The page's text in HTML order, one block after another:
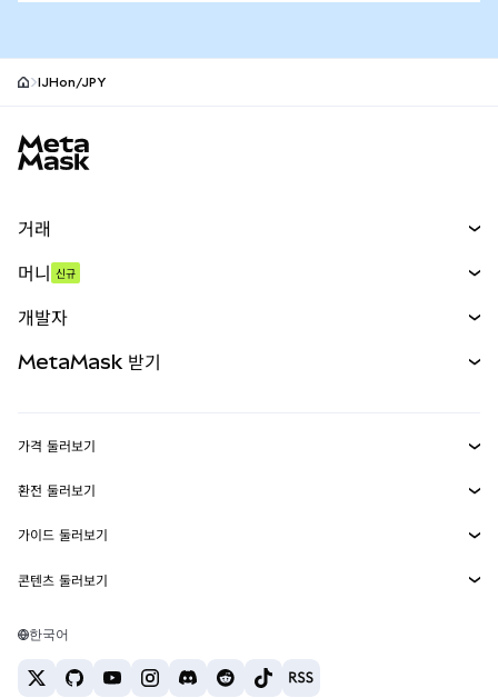
IJHon/JPY
거래
무기한 선물
실물자산
머니 신규
개발자
MetaMask Connect
Snaps
웹3 서비스
MetaMask 받기
보안
고객 지원
채용
가격 둘러보기
이더리움 가격
솔라나 가격
테더 가격
환전 둘러보기
ETH를 USD로 환전
USDT를 INR로 환전
BTC를 INR로 환전
ETH를 USDT로 환전
가이드 둘러보기
ETH 매수
USDT 매수
콘텐츠 둘러보기
솔라나 지갑
한국어